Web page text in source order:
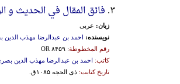
۳. فائق المقال في الحدیث و
زبان: عربی
نویسنده: احمد بن عبدالرضا مهذب الدین
رقم المخطوطة: OR ۸۴۵۹
کاتب: احمد بن عبدالرضا مهذب الدین
تاریخ کتابت:ذی الحجه ۱۰۸۵ق.